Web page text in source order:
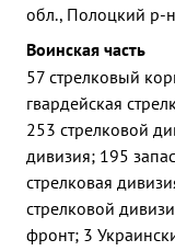
обл., Полоцкий р-
Воинская часть
57 стрелковый
гвардейская
253 стрелковой
дивизия; 195
стрелковая
стрелковой
фронт; 3